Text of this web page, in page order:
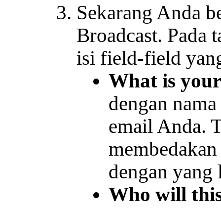
Sekarang Anda
Broadcast. Pada
isi field-field
What is
dengan
email Anda.
dengan yang
Who will